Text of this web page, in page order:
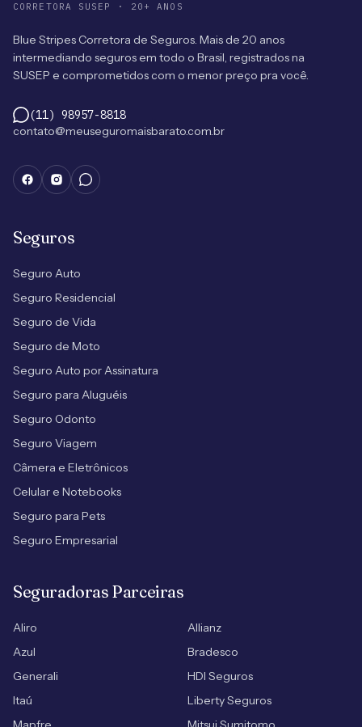
CORRETORA SUSEP · 20+ ANOS
Blue Stripes Corretora de Seguros. Mais de 20 anos
intermediando seguros em todo o Brasil, registrados na
SUSEP e comprometidos com o menor preço pra você.
(11) 98957-8818
contato@meuseguromaisbarato.com.br
Seguros
Seguro Auto
Seguro Residencial
Seguro de Vida
Seguro de Moto
Seguro Auto por Assinatura
Seguro para Aluguéis
Seguro Odonto
Seguro Viagem
Câmera e Eletrônicos
Celular e Notebooks
Seguro para Pets
Seguro Empresarial
Seguradoras Parceiras
Aliro
Allianz
Azul
Bradesco
Generali
HDI Seguros
Itaú
Liberty Seguros